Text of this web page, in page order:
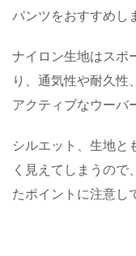
パンツをおすすめし
ナイロン生地はスポ
り、通気性や耐久性
アクティブなウーバ
シルエット、生地と
く見えてしまうので
たポイントに注意し